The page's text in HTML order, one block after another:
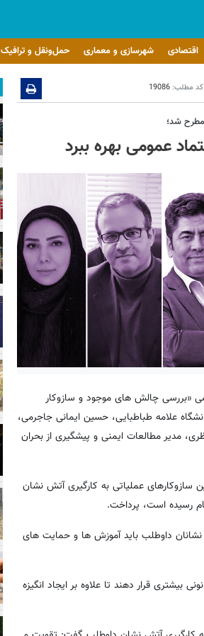
اقتصادی شهرسازی و معماری حمل‌ونقل و ترافیک
کد مطلب: 19086
شد؛
عمومی بهره ببرد
«بررسی چالش های موجود و سازوکار
علامه طباطبایی، حسین ایمانی جاجرمی،
مدیر مطالعات ایمنی و پیشگیری از بحران
سازوکارهای عملیاتی به کارگیری آتش نشان
رسیده است، پرداخت.
داوطلب باید آموزش ها و حمایت های
بیشتری قرار دهند تا علاوه بر ایجاد انگیزه